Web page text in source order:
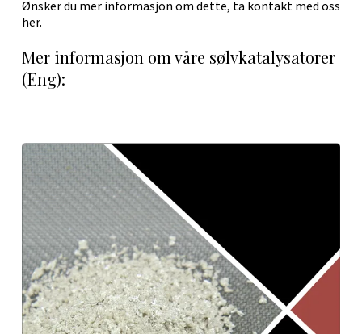
Ønsker du mer informasjon om dette, ta kontakt med oss
her.
Mer informasjon om våre sølvkatalysatorer
(Eng):